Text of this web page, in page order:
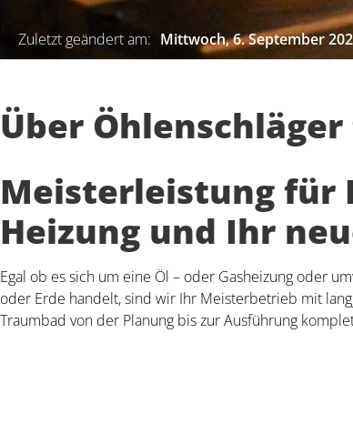
Zuletzt geändert am: Mittwoch, 6. September
Über
Meisterleistung für
Heizung und Ihr
Egal ob es sich um eine Öl – oder Gasheizung oder
oder Erde handelt, sind wir Ihr Meisterbetrieb mit
Traumbad von der Planung bis zur Ausführung